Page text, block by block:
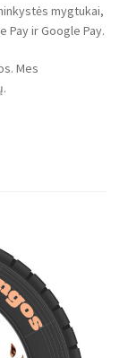
mygtukai,
Pay ir Google Pay.
Mes